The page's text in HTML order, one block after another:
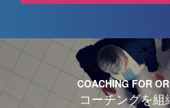
COACHING FOR
コーチングを